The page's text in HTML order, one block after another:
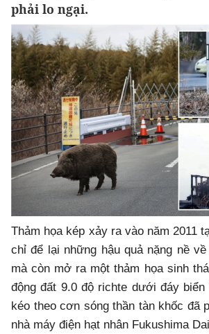
phải lo ngại.
Thảm họa kép xảy ra vào năm 2011
chỉ để lại những hậu quả nặng nề
mà còn mở ra một thảm họa sinh
động đất 9.0 độ richte dưới đáy
kéo theo cơn sóng thần tàn khốc đã
nhà máy điện hạt nhân Fukushima